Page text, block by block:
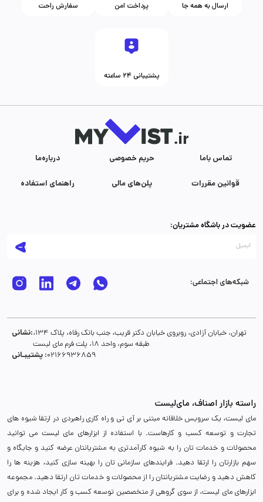
سفارش راحت پرداخت امن ارسال به همه جا
پشتیبانی ۲۴ ساعته
درباره‌ما حریم خصوصی تماس با‌ما
راهنمای استفاده پلن‌های مالی قوانین مقررات
عضویت در باشگاه مشتریان:
شبکه‌های اجتماعی:
نشانی:تهران، خیابان آزادی، روبروی خیابان دکتر قریب، جنب بانک رفاه، پلاک 134،
طبقه سوم، واحد 18، پلت فرم مای لیست
پشتیبـانی :02166936859
راسته بازار اصناف، مای‌لیست
مای لیست، یک سرویس خلاقانه مبتنی بر آی تی و راه کاری راهبردی در ارتقا شیوه های
تجارت و توسعه کسب و کارهاست. با استفاده از ابزارهای مای لیست می توانید
محصولات و خدمات تان را به شیوه کارآمدتری به مشتریانتان عرضه کنید و جایگاه و
سهم بازارتان را ارتقا دهید. فرایندهای سازمانی تان را بهینه سازی کنید، هزینه ها را
کاهش دهید و رضایت مشتریانتان را از محصولات و خدمات تان ارتقا دهید. مجموعه
ابزارهای مای لیست، از سوی گروهی از متخصصین توسعه کسب و کار ایجاد شده و برای